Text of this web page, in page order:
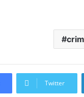
Twitter